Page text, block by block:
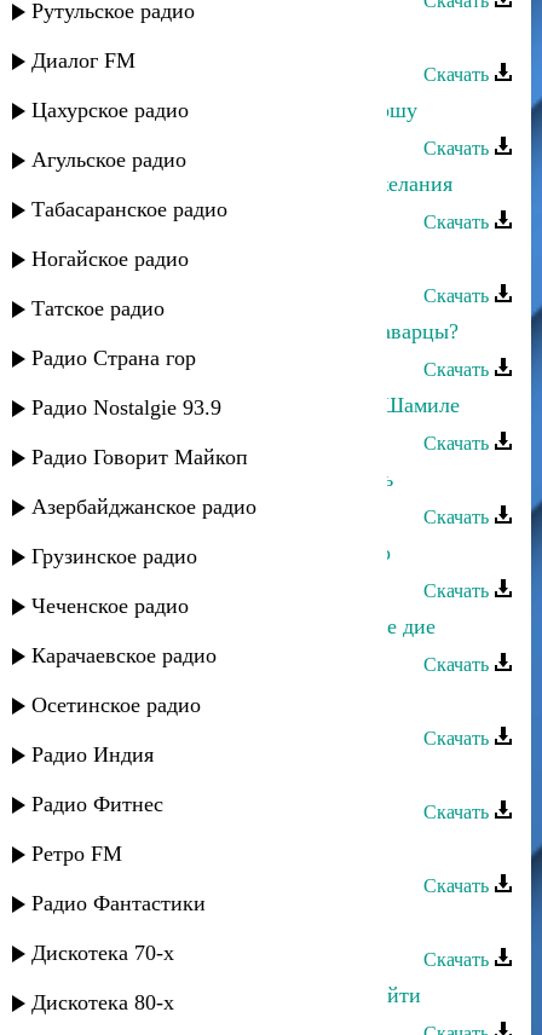
Рутульское радио
Диалог FM
Цахурское радио
Агульское радио
Табасаранское радио
Ногайское радио
Татское радио
Радио Страна гор
Радио Nostalgie 93.9
Радио Говорит Майкоп
Азербайджанское радио
Грузинское радио
Чеченское радио
Карачаевское радио
Осетинское радио
Радио Индия
Радио Фитнес
Ретро FM
Радио Фантастики
Дискотека 70-х
Дискотека 80-х
Скачать
А.Джамалудинов,А.Тахиев - Я прошу
Скачать
Абакар Джамалутдинов - Мои пожелания
Скачать
Абакар Джамалутдинов - Я прошу
Скачать
Абакар Джамалутдинов - Как вы, аварцы?
Скачать
Абакар Джамалутдинов - Песня о Шамиле
Скачать
Абакар Омаргаджиев - Моя любовь
Скачать
Назир Джамалудинов - Про Седого
Скачать
Джамалудин Джамалудинов - Ахуге дие
Скачать
Назир Джамалудинов - Ветер
Скачать
Скачать
Назир Джамалудинов - Приди
Скачать
Назир Джамалудинов - Твои глаза
Скачать
Назир Джамалудинов - Где тебя найти